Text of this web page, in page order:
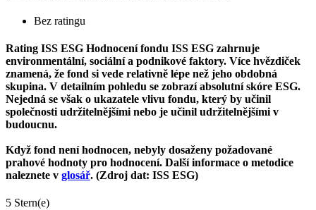
Bez ratingu
Rating ISS ESG Hodnocení fondu ISS ESG zahrnuje
environmentální, sociální a podnikové faktory. Více hvězdiček
znamená, že fond si vede relativně lépe než jeho obdobná
skupina. V detailním pohledu se zobrazí absolutní skóre ESG.
Nejedná se však o ukazatele vlivu fondu, který by učinil
společnosti udržitelnějšími nebo je učinil udržitelnějšími v
budoucnu.
Když fond není hodnocen, nebyly dosaženy požadované
prahové hodnoty pro hodnocení. Další informace o metodice
naleznete v glosář. (Zdroj dat: ISS ESG)
5 Stern(e)